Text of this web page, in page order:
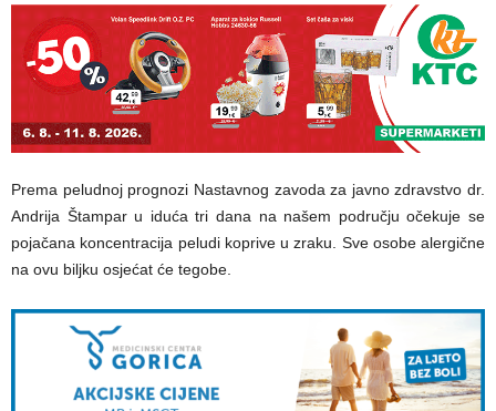
Prema peludnoj prognozi Nastavnog zavoda za javno zdravstvo dr.
Andrija Štampar u iduća tri dana na našem području očekuje se
pojačana koncentracija peludi koprive u zraku. Sve osobe alergične
na ovu biljku osjećat će tegobe.